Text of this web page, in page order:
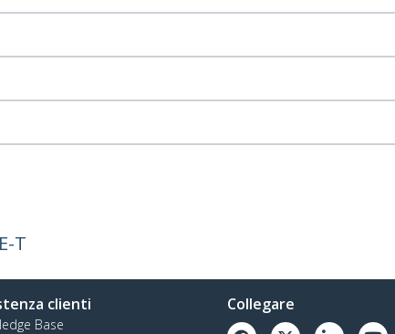
T
clienti
Base
Collegare